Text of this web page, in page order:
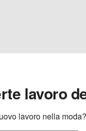
lavoro
lavoro nella